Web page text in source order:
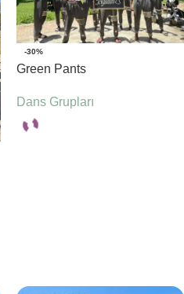
-30%
Green Pants
Dans Grupları